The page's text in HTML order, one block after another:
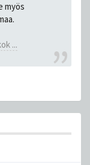
myös
...